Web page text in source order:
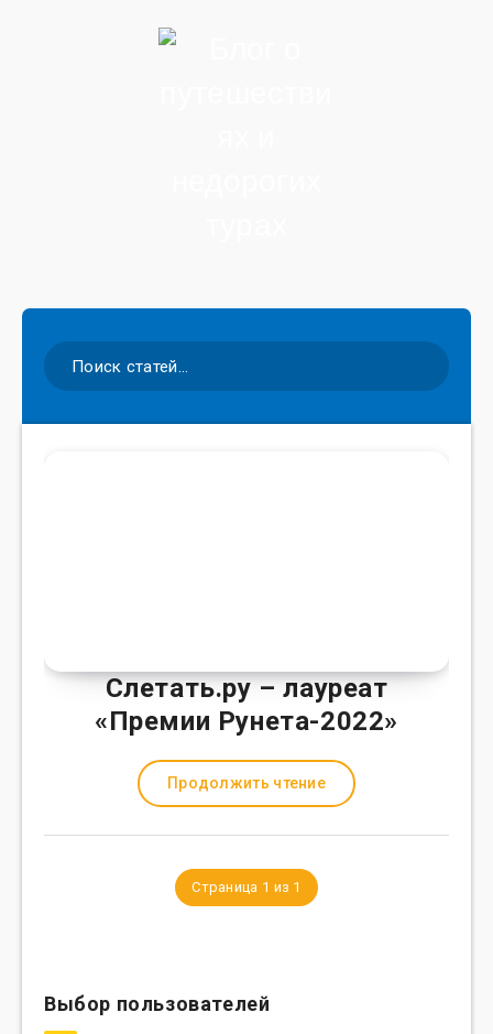
Слетать.ру – лауреат
«Премии Рунета-2022»
Продолжить чтение
Страница 1 из 1
Выбор пользователей